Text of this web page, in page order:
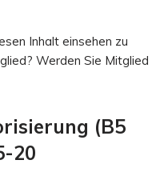
Inhalt einsehen zu
Werden Sie Mitglied
(B5
20